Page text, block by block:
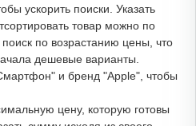
ускорить поиски. Указать
товар можно по
поиск по возрастанию цены, что
дешевые варианты.
и бренд "Apple", чтобы
цену, которую готовы